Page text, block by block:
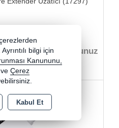
için buradan üye olunuz
bilgi için
Kanununu,
ve Çerez
Kabul Et